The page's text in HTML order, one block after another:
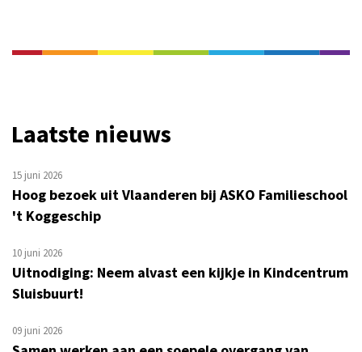
Laatste nieuws
15 juni 2026
Hoog bezoek uit Vlaanderen bij ASKO Familieschool
't Koggeschip
10 juni 2026
Uitnodiging: Neem alvast een kijkje in Kindcentrum
Sluisbuurt!
09 juni 2026